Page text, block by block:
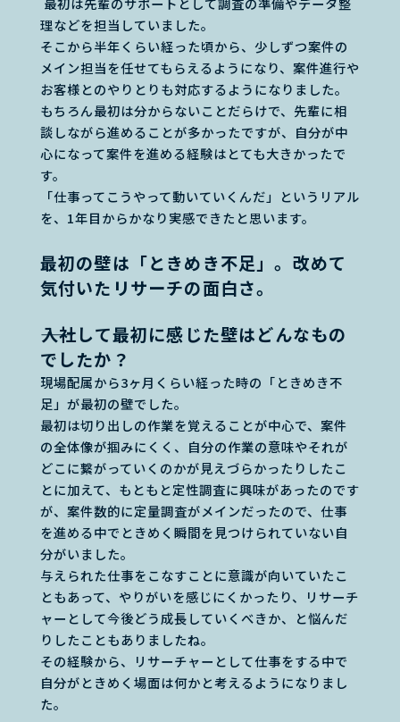
理などを担当していました。
そこから半年くらい経った頃から、少しずつ案件の
メイン担当を任せてもらえるようになり、案件進行や
お客様とのやりとりも対応するようになりました。
もちろん最初は分からないことだらけで、先輩に相
談しながら進めることが多かったですが、自分が中
心になって案件を進める経験はとても大きかったで
す。
「仕事ってこうやって動いていくんだ」というリアル
を、1年目からかなり実感できたと思います。
最初の壁は「ときめき不足」。改めて
気付いたリサーチの面白さ。
――入社して最初に感じた壁はどんなもの
でしたか？
現場配属から3ヶ月くらい経った時の「ときめき不
足」が最初の壁でした。
最初は切り出しの作業を覚えることが中心で、案件
の全体像が掴みにくく、自分の作業の意味やそれが
どこに繋がっていくのかが見えづらかったりしたこ
とに加えて、もともと定性調査に興味があったのです
が、案件数的に定量調査がメインだったので、仕事
を進める中でときめく瞬間を見つけられていない自
分がいました。
与えられた仕事をこなすことに意識が向いていたこ
ともあって、やりがいを感じにくかったり、リサーチ
ャーとして今後どう成長していくべきか、と悩んだ
りしたこともありましたね。
その経験から、リサーチャーとして仕事をする中で
自分がときめく場面は何かと考えるようになりまし
た。